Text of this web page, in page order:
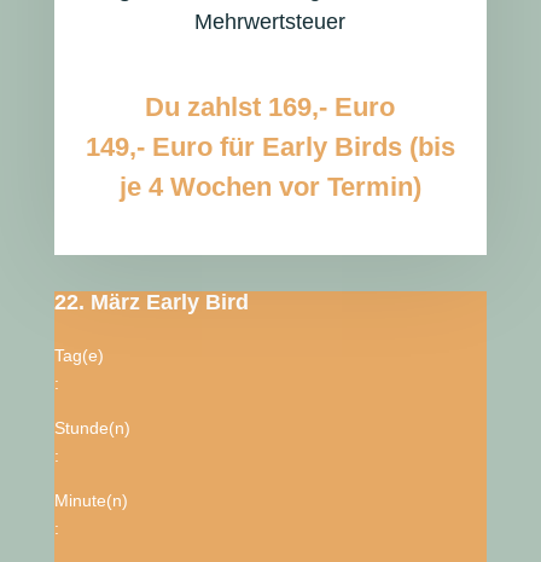
Mehrwertsteuer
Du zahlst 169,- Euro
149,-Euro für Early Birds (bis
je 4 Wochen vor Termin)
22. März Early Bird
Tag(e)
:
Stunde(n)
:
Minute(n)
: